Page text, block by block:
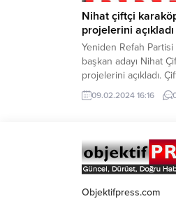
Nihat çiftçi
projelerini açıkladı
Yeniden Refah
başkan adayı Nihat
projelerini açıkladı.
kesimlerine hitap
Karaköprü’nün
adayları netleşmeye
Şanlıurfa’da ilk
Yeniden Refah Partisi
Belediye Başkan
09.02.2024 16:16
Objektifpress.com